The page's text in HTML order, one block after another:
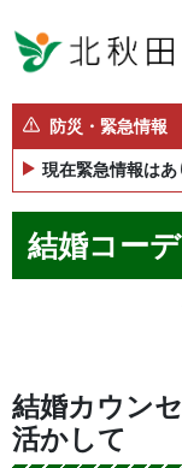
防災・緊急情報
現在緊急情報はあ
結婚コー
結婚カウン
活かして